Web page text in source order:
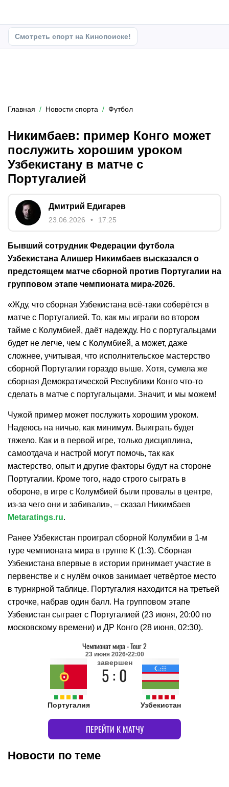
Смотреть спорт на Кинопоиске!
Главная Новости спорта Футбол
Никимбаев: пример Конго может
послужить хорошим уроком
Узбекистану в матче с
Португалией
Дмитрий Едигарев
23.06.2026 17:25
Бывший сотрудник Федерации футбола
Узбекистана Алишер Никимбаев высказался о
предстоящем матче сборной против Португалии на
групповом этапе чемпионата мира-2026.
«Жду, что сборная Узбекистана всё-таки соберётся в
матче с Португалией. То, как мы играли во втором
тайме с Колумбией, даёт надежду. Но с португальцами
будет не легче, чем с Колумбией, а может, даже
сложнее, учитывая, что исполнительское мастерство
сборной Португалии гораздо выше. Хотя, сумела же
сборная Демократической Республики Конго что-то
сделать в матче с португальцами. Значит, и мы можем!
Чужой пример может послужить хорошим уроком.
Надеюсь на ничью, как минимум. Выиграть будет
тяжело. Как и в первой игре, только дисциплина,
самоотдача и настрой могут помочь, так как
мастерство, опыт и другие факторы будут на стороне
Португалии. Кроме того, надо строго сыграть в
обороне, в игре с Колумбией были провалы в центре,
из-за чего они и забивали», – сказал Никимбаев
Metaratings.ru.
Ранее Узбекистан проиграл сборной Колумбии в 1-м
туре чемпионата мира в группе K (1:3). Сборная
Узбекистана впервые в истории принимает участие в
первенстве и с нулём очков занимает четвёртое место
в турнирной таблице. Португалия находится на третьей
строчке, набрав один балл. На групповом этапе
Узбекистан сыграет с Португалией (23 июня, 20:00 по
московскому времени) и ДР Конго (28 июня, 02:30).
Чемпионат мира-Tour 2
23 июня 2026 22:00
Португалия
завершен
5 : 0
Узбекистан
ПЕРЕЙТИ К МАТЧУ
Новости по теме